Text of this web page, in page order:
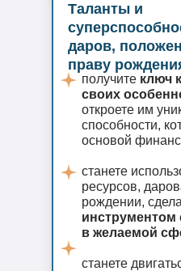
Таланты и
даров,
праву
получите ключ
своих
откроете им
способности,
основой
станете
ресурсов,
рождении,
инструментом
в желаемой
станете